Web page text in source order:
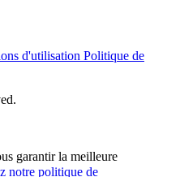
d'utilisation Politique de
garantir la meilleure
notre politique de